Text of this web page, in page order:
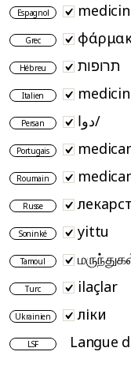
Espagnol
Grec
Hébreu תרופות
Italien
Persan دوا/
Portugais
Roumain
Russe
Soninké yittu
Tamoul
Turc ilaçlar
Ukrainien ліки
LSF Langue